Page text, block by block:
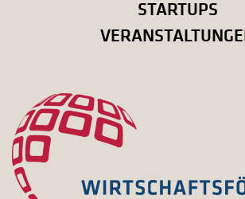
STARTUPS